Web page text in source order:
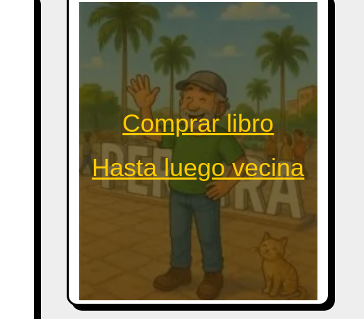
Comprar libro
Hasta luego vecina